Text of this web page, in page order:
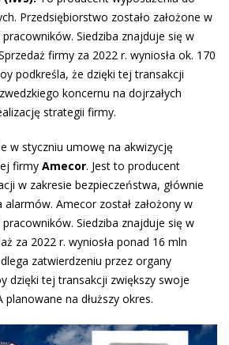
Przedsiębiorstwo zostało założone w
Siedziba znajduje się w
firmy za 2022 r. wyniosła ok. 170
podkreśla, że dzięki tej transakcji
koncernu na dojrzałych
strategii firmy.
w styczniu umowę na akwizycję
firmy Amecor. Jest to producent
w zakresie bezpieczeństwa, głównie
Amecor został założony w
Siedziba znajduje się w
za 2022 r. wyniosła ponad 16 mln
zatwierdzeniu przez organy
dzięki tej transakcji zwiększy swoje
planowane na dłuższy okres.